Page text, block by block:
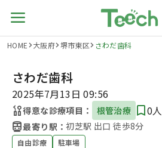
HOME 大阪府 堺市東区 さわだ歯科
さわだ歯科
2025年7月13日 09:56
得意な診療項目： 根管治療 0人
最寄り駅：初芝駅 出口 徒歩8分
自由診療 駐車場